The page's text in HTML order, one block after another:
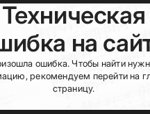
Техническая
на
ошибка. Чтобы найти
рекомендуем перейти на
страницу.